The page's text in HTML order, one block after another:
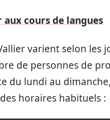
aux cours de langues
varient selon les
de personnes de
du lundi au
horaires habituels :